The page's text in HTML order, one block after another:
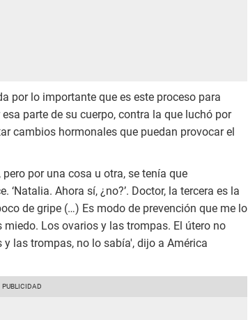
por lo importante que es este proceso para
parte de su cuerpo, contra la que luchó por
cambios hormonales que puedan provocar el
por una cosa u otra, se tenía que
Ahora sí, ¿no?’. Doctor, la tercera es la
de gripe (…) Es modo de prevención que me lo
Los ovarios y las trompas. El útero no
las trompas, no lo sabía', dijo a América